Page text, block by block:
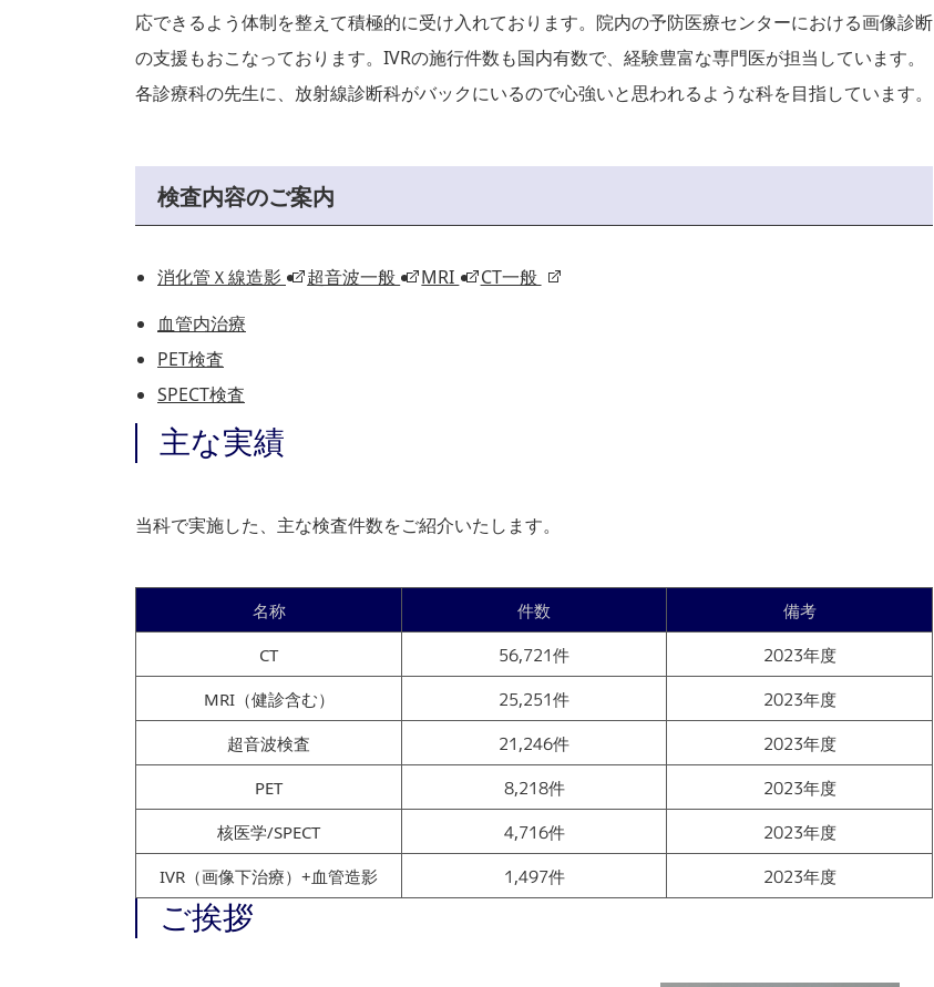
応できるよう体制を整えて積極的に受け入れております。院内の予防医療センターにおける画像診断
の支援もおこなっております。IVRの施行件数も国内有数で、経験豊富な専門医が担当しています。
各診療科の先生に、放射線診断科がバックにいるので心強いと思われるような科を目指しています。
検査内容のご案内
消化管Ｘ線造影 超音波一般 MRI
CT一般
血管内治療
PET検査
SPECT検査
主な実績
当科で実施した、主な検査件数をご紹介いたします。
名称 件数
備考
CT
56,721件
2023年度
MRI（健診含む）
25,251件
2023年度
超音波検査
21,246件
2023年度
PET
8,218件
2023年度
核医学/SPECT
4,716件
2023年度
IVR（画像下治療）+血管造影
1,497件 2023年度
ご挨拶